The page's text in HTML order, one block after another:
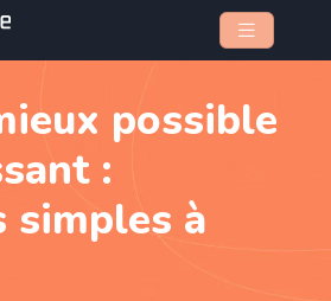
possible
:
simples à